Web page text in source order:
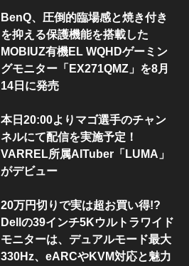
BenQ、圧倒的臨場感と焼き付き
を抑える保護機能を搭載した
MOBIUZ有機EL WQHDゲーミン
グモニター「EX271QMZ」を8月
14日に発売
本日20:00よりマゴ選手のチャン
ネルにて配信を実施予定！
VARREL所属AITuber「LUMA」
がデビュー
20万円切りで実は超お買い得!?
Dellの39インチ5Kウルトラワイド
モニターは、デュアルモード最大
330Hz、eARCやKVM対応と魅力